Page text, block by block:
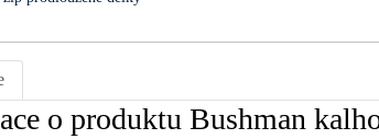
o produktu Bushman